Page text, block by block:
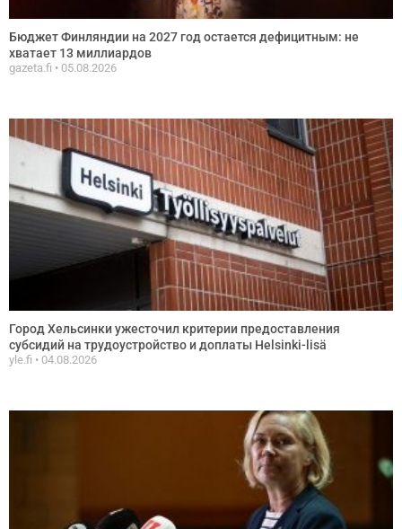
Бюджет Финляндии на 2027 год остается дефицитным: не
хватает 13 миллиардов
gazeta.fi 05.08.2026
Город Хельсинки ужесточил критерии предоставления
субсидий на трудоустройство и доплаты Helsinki-lisä
yle.fi 04.08.2026